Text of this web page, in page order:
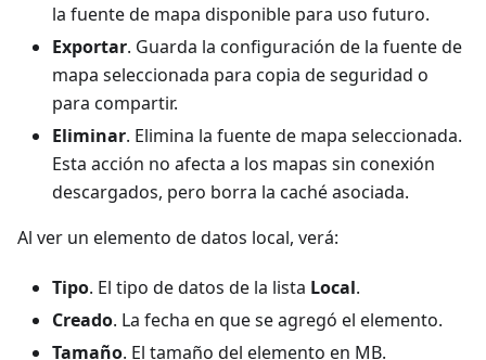
la fuente de mapa disponible para uso futuro.
Exportar. Guarda la configuración de la fuente de
mapa seleccionada para copia de seguridad o
para compartir.
Eliminar. Elimina la fuente de mapa seleccionada.
Esta acción no afecta a los mapas sin conexión
descargados, pero borra la caché asociada.
Al ver un elemento de datos local, verá:
Tipo. El tipo de datos de la lista Local.
Creado. La fecha en que se agregó el elemento.
Tamaño. El tamaño del elemento en MB.